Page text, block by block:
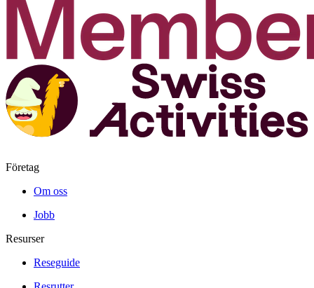
Företag
Om oss
Jobb
Resurser
Reseguide